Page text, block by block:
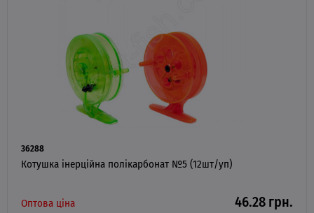
36288
Котушка інерційна полікарбонат №5 (12шт/уп)
Оптова ціна 46.28 грн.